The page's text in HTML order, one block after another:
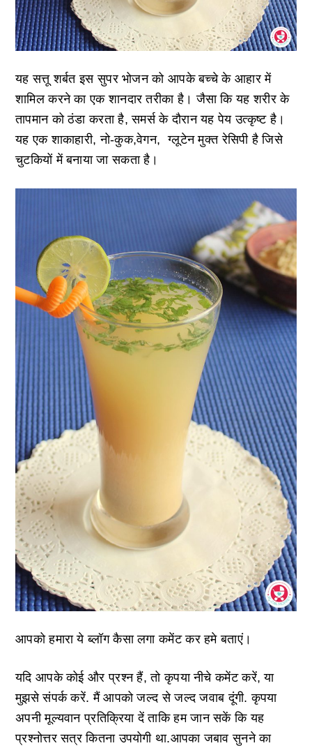
यह सत्तू शर्बत इस सुपर भोजन को आपके बच्चे के आहार में
शामिल करने का एक शानदार तरीका है। जैसा कि यह शरीर के
तापमान को ठंडा करता है, समर्स के दौरान यह पेय उत्कृष्ट है।
यह एक शाकाहारी, नो-कुक,वेगन, ग्लूटेन मुक्त रेसिपी है जिसे
चुटकियों में बनाया जा सकता है।
आपको हमारा ये ब्लॉग कैसा लगा कमेंट कर हमे बताएं।
यदि आपके कोई और प्रश्न हैं, तो कृपया नीचे कमेंट करें, या
मुझसे संपर्क करें. मैं आपको जल्द से जल्द जवाब दूंगी. कृपया
अपनी मूल्यवान प्रतिक्रिया दें ताकि हम जान सकें कि यह
प्रश्नोत्तर सत्र कितना उपयोगी था.आपका जबाव सुनने का